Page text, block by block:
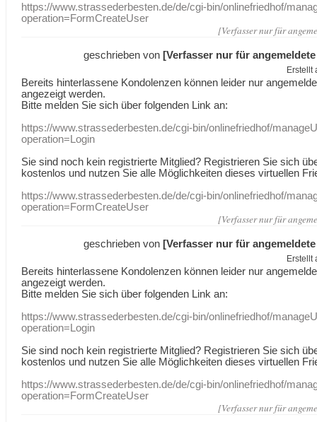
https://www.strassederbesten.de/de/cgi-bin/onlinefriedhof/
operation=FormCreateUser
[Verfasser nur für
geschrieben von [Verfasser nur für
Erstellt
Bereits hinterlassene Kondolenzen können leider nur
angezeigt werden.
Bitte melden Sie sich über folgenden Link an:
https://www.strassederbesten.de/cgi-bin/onlinefriedhof/
operation=Login
Sie sind noch kein registrierte Mitglied? Registrieren Sie sich
kostenlos und nutzen Sie alle Möglichkeiten dieses virtuellen
https://www.strassederbesten.de/de/cgi-bin/onlinefriedhof/
operation=FormCreateUser
[Verfasser nur für
geschrieben von [Verfasser nur für
Erstellt
Bereits hinterlassene Kondolenzen können leider nur
angezeigt werden.
Bitte melden Sie sich über folgenden Link an:
https://www.strassederbesten.de/cgi-bin/onlinefriedhof/
operation=Login
Sie sind noch kein registrierte Mitglied? Registrieren Sie sich
kostenlos und nutzen Sie alle Möglichkeiten dieses virtuellen
https://www.strassederbesten.de/de/cgi-bin/onlinefriedhof/
operation=FormCreateUser
[Verfasser nur für